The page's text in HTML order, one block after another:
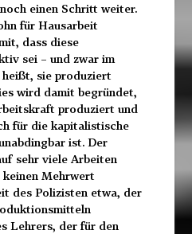
einen Schritt weiter.
für Hausarbeit
dass diese
sei – und zwar im
heißt, sie produziert
wird damit begründet,
produziert und
für die kapitalistische
ist. Der
sehr viele Arbeiten
keinen Mehrwert
des Polizisten etwa, der
Lehrers, der für den